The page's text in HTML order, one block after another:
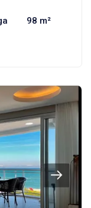
98 m²